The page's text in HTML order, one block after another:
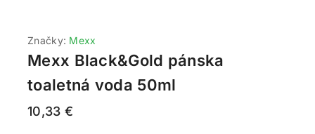
Značky: Mexx
Mexx Black&Gold pánska
toaletná voda 50ml
10,33 €
2 produktov predaných za posledných 9 hodín